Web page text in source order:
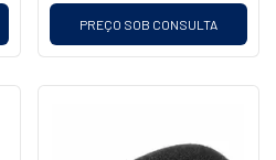
PREÇO SOB CONSULTA